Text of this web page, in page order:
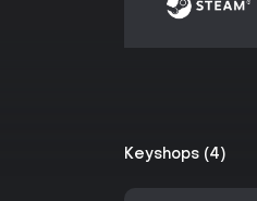
Keyshops (4)